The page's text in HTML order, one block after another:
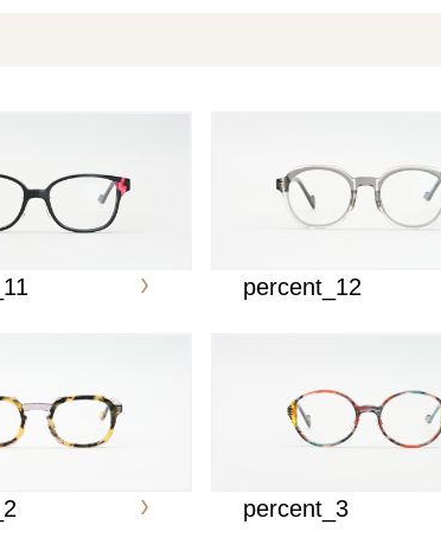
percent_12
percent_3